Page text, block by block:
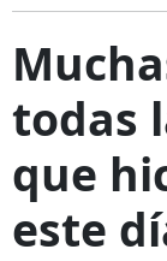
todas
que
este